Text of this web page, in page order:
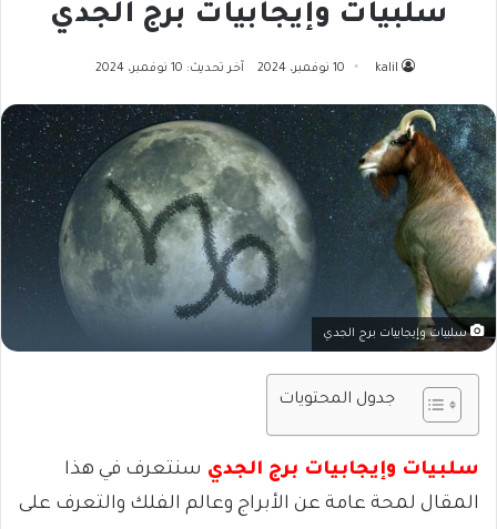
سلبيات وإيجابيات برج الجدي
kalil 10 نوفمبر، 2024 آخر تحديث: 10 نوفمبر، 2024
سلبيات وإيجابيات برج الجدي
جدول المحتويات
سلبيات وإيجابيات برج الجدي سنتعرف في هذا
المقال لمحة عامة عن الأبراج وعالم الفلك والتعرف على